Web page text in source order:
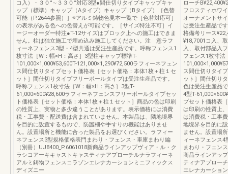
コ入）・３０°∼３３０°対応3型●間仕切りタイプキャップキャ
ップ（標準）キャップ（Aタイプ）キャップ（Bタイプ）［色替
可能（P.2644参照）］※アルミ鋳物色見本一覧で［色替対応可］
の表示がある色への色替えが可能です。［サイズ特注不可］イ
ージーオーダー特注●T-12サイズはブロック上への施工はできま
せん。柱は独立施工で埋め込み施工してください。注 意ラフ
ィーネフェンス3型・4型共通は受注生産品です。呼称フェンス1
枚寸法［W：幅×H：高さ］3型柱キャップ標準T-
101,000×1,000¥53,600T-121,000×1,290¥72,500ラフィーネフェン
ス間仕切りタイプセット価格表［セット価格：本体1枚＋柱１セ
ット］間仕切りタイプフリーポールタイプは受注生産品です。
呼称フェンス1枚寸法［W：幅×H：高さ］3型T-
61,000×600¥28,600ラフィーネフェンスフリーポールタイプセッ
ト価格表［セット価格：本体1枚＋柱１セット］商品の色は印刷
の性質上、実物と多少違うことがあります。表示価格には消費
税・工事費・配送費は含まれていません。本製品は、隣地境界
を目的に設置するもので、防護柵や手すりの機能はありませ
ん。設置場所と機能に合った製品をお選びください。ラフィー
ネフェンス3型規格価格表門まわり・フェンス・車庫まわり編
（別冊）UJ8400_P.6061018新商品ラインアップヴィア・ル・ク
ラシコアーキキャストキャスティナアプローチルナラフィーネ
アルミ鋳物フェンスコラゾンエレナカーションミニフィックス
ディズニー
ローチ
フロスティホワ
オーナメントサ
は受注生産品で
格備考リース
¥18,7001コ入、
入、取付部品入
フェンス1枚寸法
ス間仕切りタイ
ット］間仕切り
色は受注生産品
4型T-
プセット価格表
は印刷の性質上
は消費税・工事
地境界を目的に
ません。設置場
ィーネフェンス4
まわり・フェン
商品ラインアッ
ティナアプロー
エレナカーショ